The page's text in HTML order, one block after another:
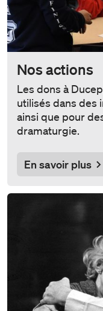
Nos actions
Les dons à
utilisés dans des
ainsi que pour
dramaturgie.
En savoir plus